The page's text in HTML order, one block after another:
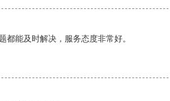
能及时解决，服务态度非常好。